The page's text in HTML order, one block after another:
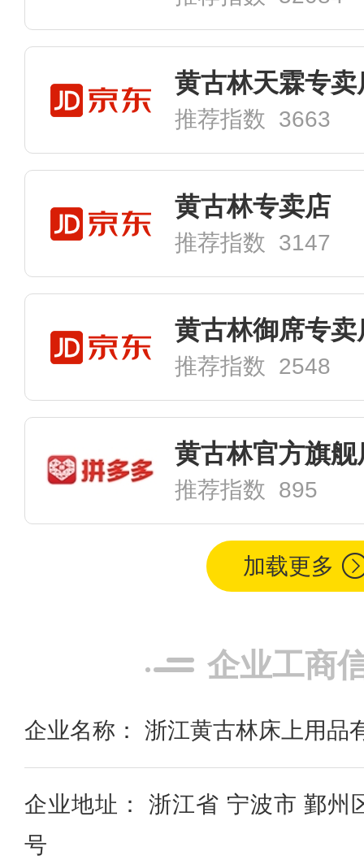
黄古林天霖专卖
推荐指数 3663
黄古林专卖店
推荐指数 3147
黄古林御席专卖
推荐指数 2548
黄古林官方旗舰
推荐指数 895
加载更多
企业工商
企业名称： 浙江黄古林床上用品
企业地址： 浙江省 宁波市 鄞州
号